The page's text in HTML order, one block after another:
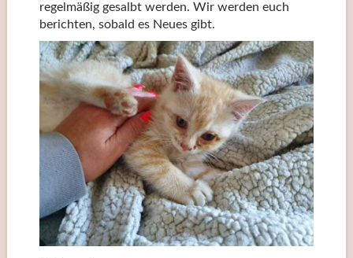
regelmäßig gesalbt werden. Wir werden euch
berichten, sobald es Neues gibt.